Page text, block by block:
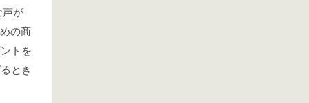
声が
の商
トを
とき